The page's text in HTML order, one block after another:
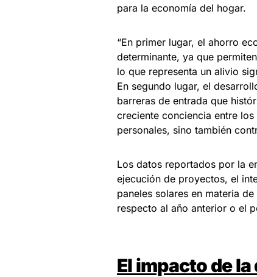
para la economía del hogar.
“En primer lugar, el ahorro
determinante, ya que
lo que representa un alivio
En segundo lugar, el
barreras de entrada que
creciente conciencia entre
personales, sino también
Los datos reportados por la
ejecución de proyectos, el
paneles solares en materia
respecto al año anterior o el
El impacto de